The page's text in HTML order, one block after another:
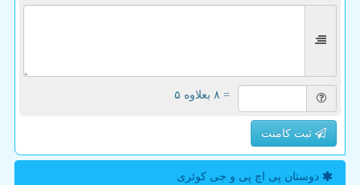
= ۸ بعلاوه ۵
ثبت کامنت
دوستان پی اچ پی و جی كوئری